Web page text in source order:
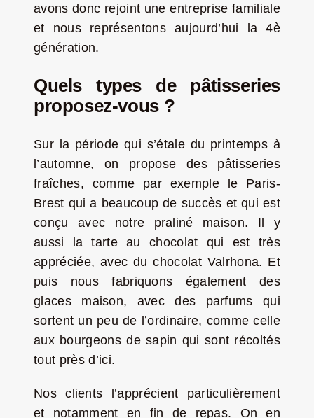
avons donc rejoint une entreprise familiale
et nous représentons aujourd’hui la 4è
génération.
Quels types de pâtisseries
proposez-vous ?
Sur la période qui s’étale du printemps à
l’automne, on propose des pâtisseries
fraîches, comme par exemple le Paris-
Brest qui a beaucoup de succès et qui est
conçu avec notre praliné maison. Il y
aussi la tarte au chocolat qui est très
appréciée, avec du chocolat Valrhona. Et
puis nous fabriquons également des
glaces maison, avec des parfums qui
sortent un peu de l’ordinaire, comme celle
aux bourgeons de sapin qui sont récoltés
tout près d’ici.
Nos clients l’apprécient particulièrement
et notamment en fin de repas. On en